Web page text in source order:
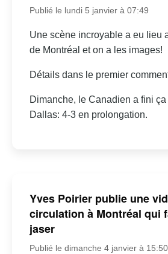
Publié le lundi 5 janvier à 07:49
Une scène incroyable a eu lieu
de Montréal et on a les images!
Détails dans le premier
Dimanche, le Canadien a fini
Dallas: 4-3 en prolongation.
Yves Poirier publie une
circulation à Montréal qui
jaser
Publié le dimanche 4 janvier à 15:50